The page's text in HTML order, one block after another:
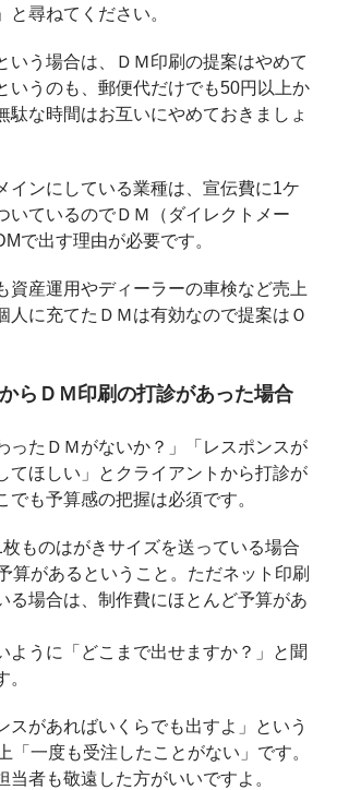
と尋ねてください。
いう場合は、ＤＭ印刷の提案はやめて
いうのも、郵便代だけでも50円以上か
駄な時間はお互いにやめておきましょ
インにしている業種は、宣伝費に1ケ
いているのでＤＭ（ダイレクトメー
で出す理由が必要です。
資産運用やディーラーの車検など売上
人に充てたＤＭは有効なので提案はＯ
らＤＭ印刷の打診があった場合
ったＤＭがないか？」「レスポンスが
てほしい」とクライアントから打診が
でも予算感の把握は必須です。
ものはがきサイズを送っている場合
算があるということ。ただネット印刷
る場合は、制作費にほとんど予算があ
ように「どこまで出せますか？」と聞
。
スがあればいくらでも出すよ」という
「一度も受注したことがない」です。
当者も敬遠した方がいいですよ。